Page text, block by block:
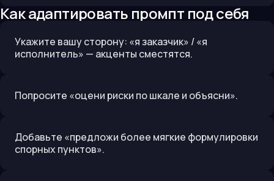
Как адаптировать промпт под себя
Укажите вашу сторону: «я заказчик» / «я
исполнитель» — акценты сместятся.
Попросите «оцени риски по шкале и объясни».
Добавьте «предложи более мягкие формулировки
спорных пунктов».